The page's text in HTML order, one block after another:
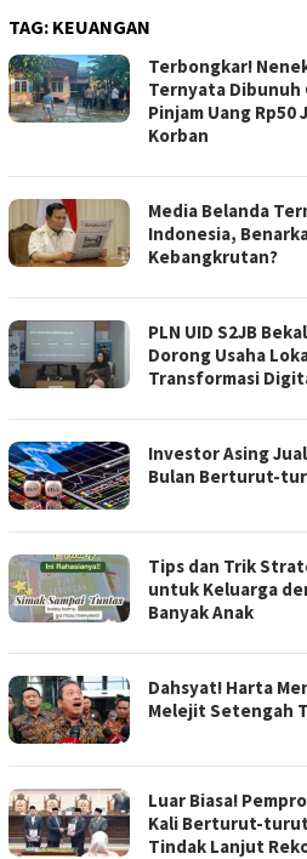
TAG: KEUANGAN
Terbongkar!
Ternyata Dibunuh
Pinjam Uang
Korban
Media Belanda
Indonesia,
Kebangkrutan?
PLN UID S2JB
Dorong Usaha
Transformasi
Investor Asing
Bulan Berturut-
Tips dan Trik
untuk Keluarga
Banyak Anak
Dahsyat! Harta
Melejit Setengah
Luar Biasa!
Kali Berturut-
Tindak Lanjut